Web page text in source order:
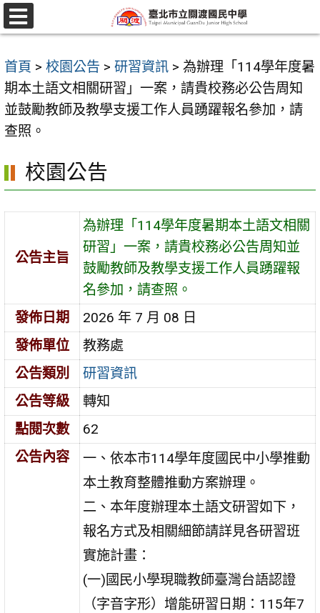
跳
至
要
內
容
區
選
單
首頁 > 校園公告 > 研習資訊 > 為辦理「114學年度暑
期本土語文相關研習」一案，請貴校務必公告周知
並鼓勵教師及教學支援工作人員踴躍報名參加，請
查照。
校園公告
公告主旨
為辦理「114學年度暑期本土語文相關
研習」一案，請貴校務必公告周知並
鼓勵教師及教學支援工作人員踴躍報
名參加，請查照。
發佈日期
2026 年 7 月 08 日
發佈單位
教務處
公告類別
研習資訊
公告等級
轉知
點閱次數
62
公告內容
一、依本市114學年度國民中小學推動
本土教育整體推動方案辦理。
二、本年度辦理本土語文研習如下，
報名方式及相關細節請詳見各研習班
實施計畫：
(一)國民小學現職教師臺灣台語認證
（字音字形）增能研習日期：115年7